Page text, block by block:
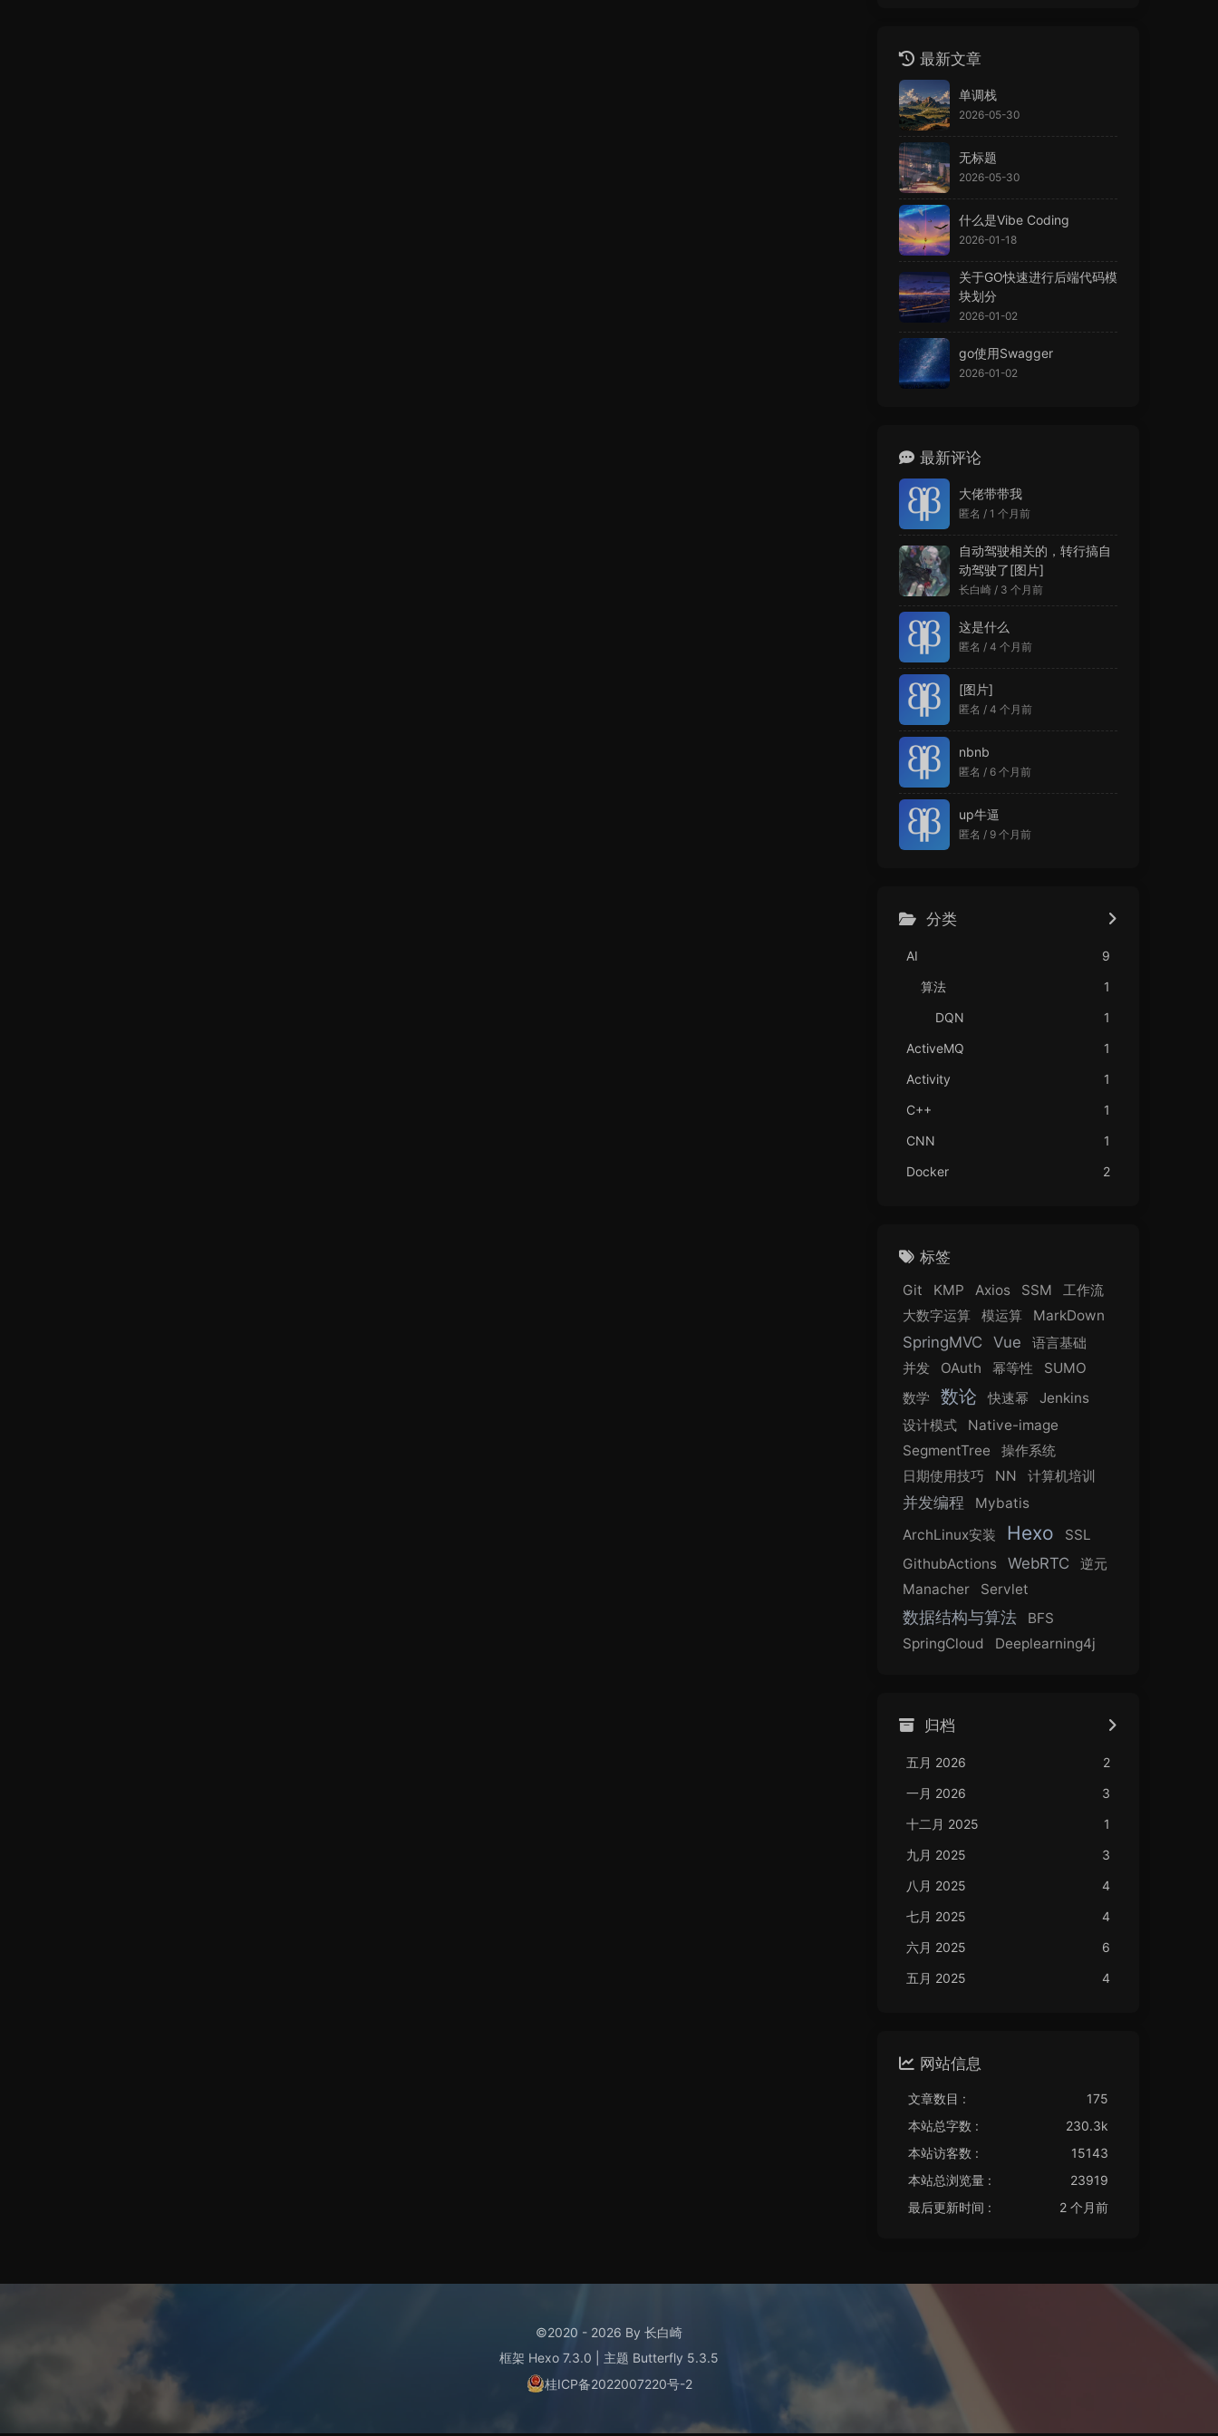
最新文章
单调栈
2026-05-30
无标题
2026-05-30
什么是Vibe Coding
2026-01-18
关于GO快速进行后端代码模
块划分
2026-01-02
go使用Swagger
2026-01-02
最新评论
大佬带带我
匿名 / 1 个月前
自动驾驶相关的，转行搞自
动驾驶了[图片]
长白崎 / 3 个月前
这是什么
匿名 / 4 个月前
[图片]
匿名 / 4 个月前
nbnb
匿名 / 6 个月前
up牛逼
匿名 / 9 个月前
分类
AI
9
算法
1
DQN
1
ActiveMQ
1
Activity
1
C++
1
CNN
1
Docker
2
标签
Git KMP Axios SSM
工作流
大数字运算
模运算 MarkDown
SpringMVC Vue
语言基础
并发
OAuth 幂等性
SUMO
数学
数论 快速幂
Jenkins
设计模式
Native-image
SegmentTree
操作系统
日期使用技巧
NN 计算机培训
并发编程
Mybatis
ArchLinux安装
Hexo
SSL
GithubActions
WebRTC
逆元
Manacher
Servlet
数据结构与算法
BFS
SpringCloud
Deeplearning4j
归档
五月 2026
2
一月 2026
3
十二月 2025
1
九月 2025
3
八月 2025
4
七月 2025
4
六月 2025
6
五月 2025
4
网站信息
文章数目 :
175
本站总字数 :
230.3k
本站访客数 :
15143
本站总浏览量 :
23919
最后更新时间 :
2 个月前
©2020 - 2026 By 长白崎
框架 Hexo 7.3.0 主题 Butterfly 5.3.5
桂ICP备2022007220号-2